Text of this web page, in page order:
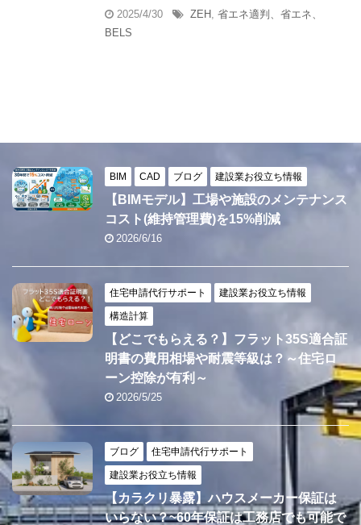
2025/4/30 ZEH 省エネ適判、省エネ、
BELS
BIM CAD ブログ 建設業お役立ち情報
【BIMモデル】工場や施設のメンテナンス
コスト(維持管理費)を15%削減
2026/6/16
住宅申請代行サポート 建設業お役立ち情報
構造計算
【どこでもらえる？】フラット35S適合証
明書の費用相場や耐震等級は？～住宅ロ
ーン控除が有利～
2026/5/25
ブログ 住宅申請代行サポート
建設業お役立ち情報
【カラクリ暴露】ハウスメーカー保証は
いらない？~60年保証は工務店でも可能で